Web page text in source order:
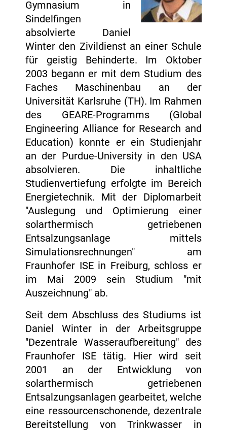
Gymnasium in
Sindelfingen
absolvierte Daniel
Winter den Zivildienst an einer Schule
für geistig Behinderte. Im Oktober
2003 begann er mit dem Studium des
Faches Maschinenbau an der
Universität Karlsruhe (TH). Im Rahmen
des GEARE-Programms (Global
Engineering Alliance for Research and
Education) konnte er ein Studienjahr
an der Purdue-University in den USA
absolvieren. Die inhaltliche
Studienvertiefung erfolgte im Bereich
Energietechnik. Mit der Diplomarbeit
"Auslegung und Optimierung einer
solarthermisch getriebenen
Entsalzungsanlage mittels
Simulationsrechnungen" am
Fraunhofer ISE in Freiburg, schloss er
im Mai 2009 sein Studium "mit
Auszeichnung" ab.
Seit dem Abschluss des Studiums ist
Daniel Winter in der Arbeitsgruppe
"Dezentrale Wasseraufbereitung" des
Fraunhofer ISE tätig. Hier wird seit
2001 an der Entwicklung von
solarthermisch getriebenen
Entsalzungsanlagen gearbeitet, welche
eine ressourcenschonende, dezentrale
Bereitstellung von Trinkwasser in